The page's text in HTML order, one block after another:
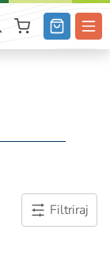
Filtriraj